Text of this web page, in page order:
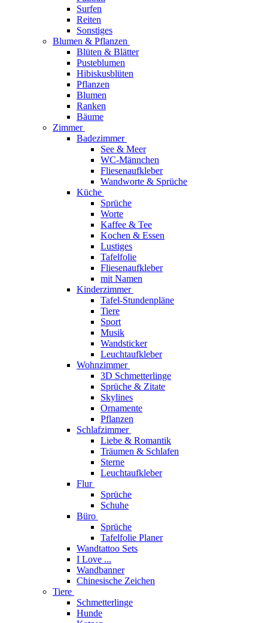
Surfen
Reiten
Sonstiges
Blumen & Pflanzen
Blüten & Blätter
Pusteblumen
Hibiskusblüten
Pflanzen
Blumen
Ranken
Bäume
Zimmer
Badezimmer
See & Meer
WC-Männchen
Fliesenaufkleber
Wandworte & Sprüche
Küche
Sprüche
Worte
Kaffee & Tee
Kochen & Essen
Lustiges
Tafelfolie
Fliesenaufkleber
mit Namen
Kinderzimmer
Tafel-Stundenpläne
Tiere
Sport
Musik
Wandsticker
Leuchtaufkleber
Wohnzimmer
3D Schmetterlinge
Sprüche & Zitate
Skylines
Ornamente
Pflanzen
Schlafzimmer
Liebe & Romantik
Träumen & Schlafen
Sterne
Leuchtaufkleber
Flur
Sprüche
Schuhe
Büro
Sprüche
Tafelfolie Planer
Wandtattoo Sets
I Love ...
Wandbanner
Chinesische Zeichen
Tiere
Schmetterlinge
Hunde